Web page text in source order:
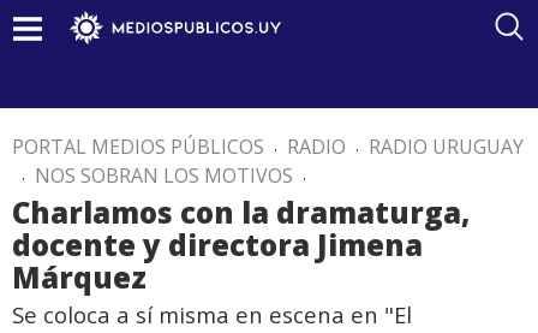
PORTAL MEDIOS PÚBLICOS . RADIO . RADIO URUGUAY
. NOS SOBRAN LOS MOTIVOS .
Charlamos con la dramaturga,
docente y directora Jimena
Márquez
Se coloca a sí misma en escena en "El